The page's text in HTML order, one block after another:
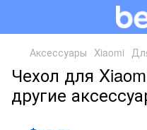
Аксессуары Xiaomi
Чехол для
другие